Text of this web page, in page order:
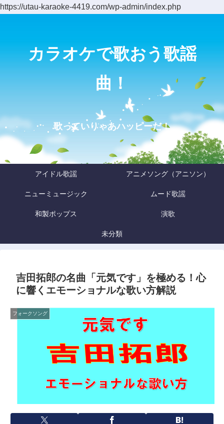
https://utau-karaoke-4419.com/wp-admin/index.php
カラオケで歌おう歌謡
曲！
歌っていりゃあハッピーだ！
アイドル歌謡 アニメソング（アニソン）
ニューミュージック ムード歌謡
和製ポップス 演歌
未分類
吉田拓郎の名曲「元気です」を極める！心
に響くエモーショナルな歌い方解説
フォークソング